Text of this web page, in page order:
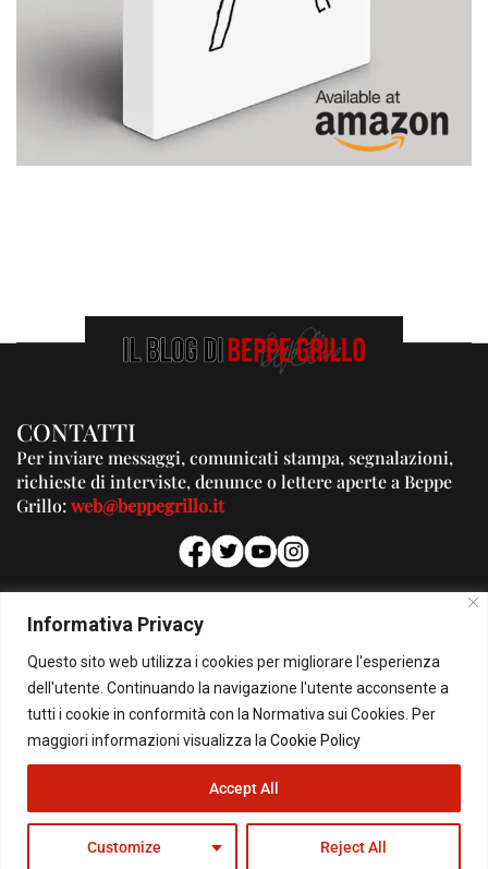
Informativa Privacy
Questo sito web utilizza i cookies per migliorare l'esperienza
dell'utente. Continuando la navigazione l'utente acconsente a
tutti i cookie in conformità con la Normativa sui Cookies. Per
maggiori informazioni visualizza la Cookie Policy
Customize Reject All
Accept All
CONTATTI
Per inviare messaggi, comunicati stampa, segnalazioni,
richieste di interviste, denunce o lettere aperte a Beppe
Grillo:web@beppegrillo.it
PUBBLICITA'
Per la tua pubblicità su questo Blog:
pubblicita@beppegrillo.it
© Copyright 2026 - Il Blog di Beppe Grillo. All Rights Reserved - Powered by
happygrafic.com